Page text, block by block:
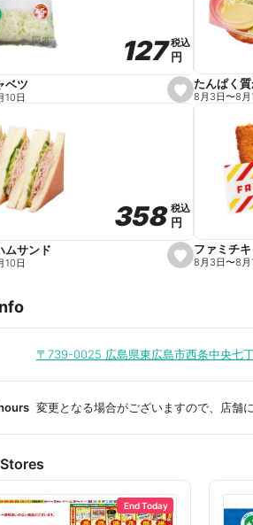
e
s
e
e
127
127税込
税込
円
円
ベツ
10日 8月3日〜8月
s
e
i
t
358
358税込
税込
円
円
ムサンド
10日
ファミチキ
8月3日〜8月
〒739-0025 広島県東広島市西条中央七
変更となる場合がございますので、店舗
End Today